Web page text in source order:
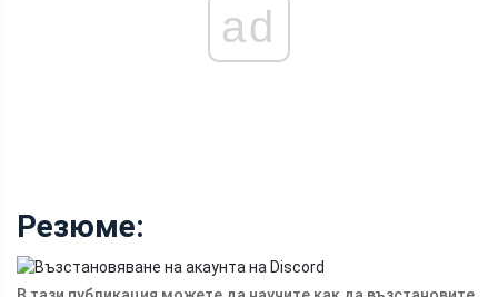
ad
Резюме: